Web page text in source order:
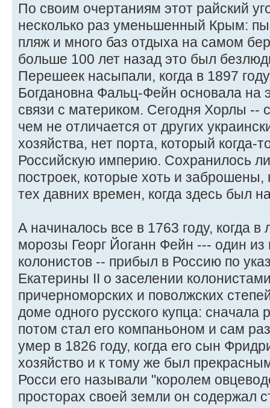
По своим очертаниям этот райский
несколько раз уменьшенный Крым:
пляж и много баз отдыха на самом
больше 100 лет назад это был
Перешеек насыпали, когда в 1897
Богдановна Фальц-Фейн основала на
связи с материком. Сегодня Хорлы --
чем не отличается от других
хозяйства, нет порта, который когда-
Российскую империю. Сохранилось
построек, которые хоть и заброшены,
тех давних времен, когда здесь был
А начиналось все в 1763 году, когда
морозы Георг Йоганн Фейн --- один
колонистов -- прибыл в Россию по
Екатерины II о заселении
причерноморских и поволжских
доме одного русского купца: сначала
потом стал его компаньоном и сам
умер в 1826 году, когда его сын
хозяйство и к тому же был
Росси его называли "королем
просторах своей земли он содержал